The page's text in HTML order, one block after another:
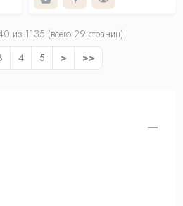
из 1135 (всего 29 страниц)
4 5 > >>